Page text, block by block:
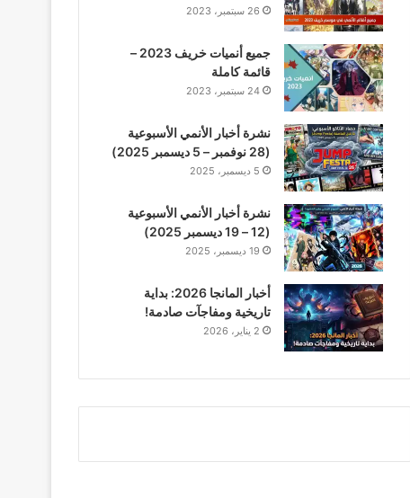
26 سبتمبر، 2023
جميع أنميات خريف 2023 –
قائمة كاملة
24 سبتمبر، 2023
نشرة أخبار الأنمي الأسبوعية
(28 نوفمبر – 5 ديسمبر 2025)
5 ديسمبر، 2025
نشرة أخبار الأنمي الأسبوعية
(12 – 19 ديسمبر 2025)
19 ديسمبر، 2025
أخبار المانجا 2026: بداية
تاريخية ومفاجآت صادمة!
2 يناير، 2026